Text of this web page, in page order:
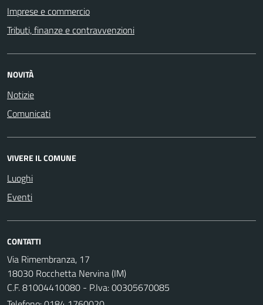
Imprese e commercio
Tributi, finanze e contravvenzioni
NOVITÀ
Notizie
Comunicati
VIVERE IL COMUNE
Luoghi
Eventi
CONTATTI
Via Rimembranza, 17
18030 Rocchetta Nervina (IM)
C.F. 81004410080 - P.Iva: 00305670085